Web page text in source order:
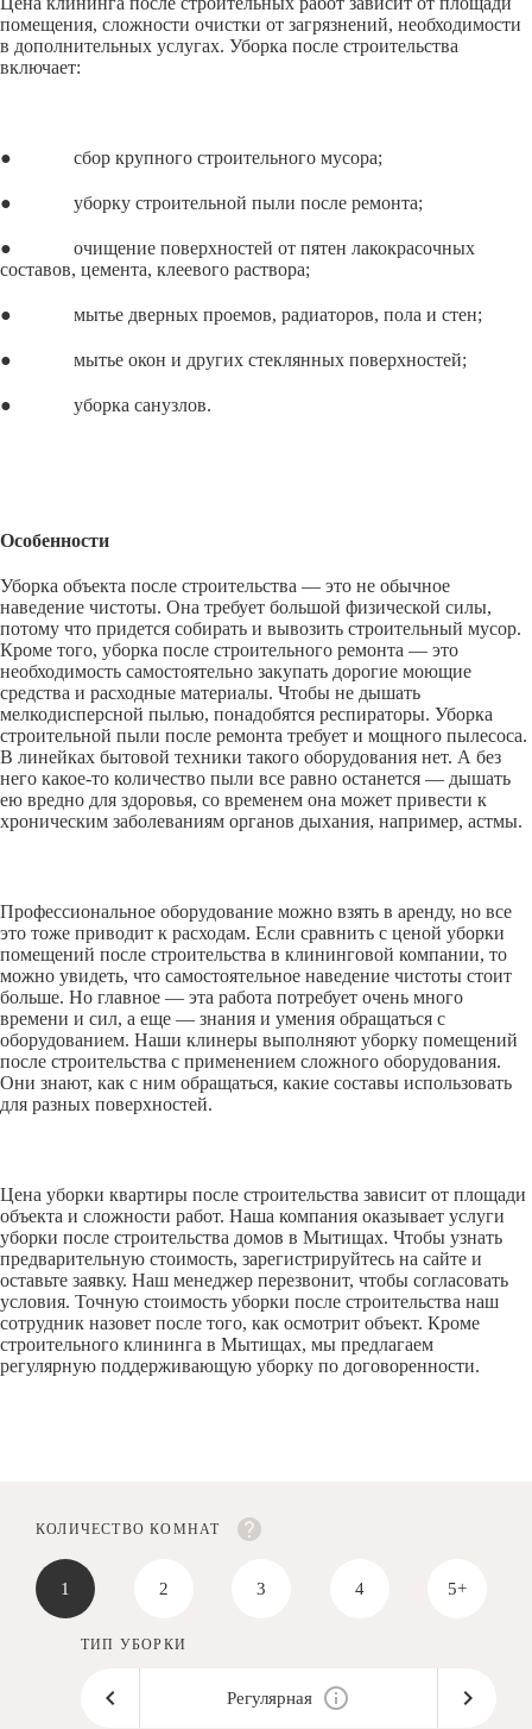
помещения, сложности очистки от загрязнений, необходимости
в дополнительных услугах. Уборка после строительства
включает:
● сбор крупного строительного мусора;
● уборку строительной пыли после ремонта;
● очищение поверхностей от пятен лакокрасочных
составов, цемента, клеевого раствора;
● мытье дверных проемов, радиаторов, пола и стен;
● мытье окон и других стеклянных поверхностей;
● уборка санузлов.
Особенности
Уборка объекта после строительства — это не обычное
наведение чистоты. Она требует большой физической силы,
потому что придется собирать и вывозить строительный мусор.
Кроме того, уборка после строительного ремонта — это
необходимость самостоятельно закупать дорогие моющие
средства и расходные материалы. Чтобы не дышать
мелкодисперсной пылью, понадобятся респираторы. Уборка
строительной пыли после ремонта требует и мощного пылесоса.
В линейках бытовой техники такого оборудования нет. А без
него какое-то количество пыли все равно останется — дышать
ею вредно для здоровья, со временем она может привести к
хроническим заболеваниям органов дыхания, например, астмы.
Профессиональное оборудование можно взять в аренду, но все
это тоже приводит к расходам. Если сравнить с ценой уборки
помещений после строительства в клининговой компании, то
можно увидеть, что самостоятельное наведение чистоты стоит
больше. Но главное — эта работа потребует очень много
времени и сил, а еще — знания и умения обращаться с
оборудованием. Наши клинеры выполняют уборку помещений
после строительства с применением сложного оборудования.
Они знают, как с ним обращаться, какие составы использовать
для разных поверхностей.
Цена уборки квартиры после строительства зависит от площади
объекта и сложности работ. Наша компания оказывает услуги
уборки после строительства домов в Мытищах. Чтобы узнать
предварительную стоимость, зарегистрируйтесь на сайте и
оставьте заявку. Наш менеджер перезвонит, чтобы согласовать
условия. Точную стоимость уборки после строительства наш
сотрудник назовет после того, как осмотрит объект. Кроме
строительного клининга в Мытищах, мы предлагаем
регулярную поддерживающую уборку по договоренности.
КОЛИЧЕСТВО КОМНАТ
1 2 3 4 5+
ТИП УБОРКИ
Регулярная